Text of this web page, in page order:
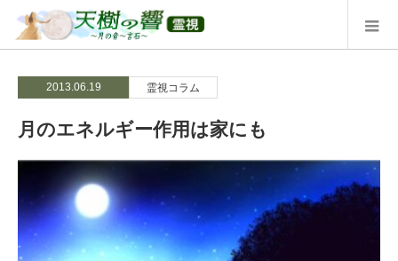
2013.06.19 霊視コラム
月のエネルギー作用は家にも